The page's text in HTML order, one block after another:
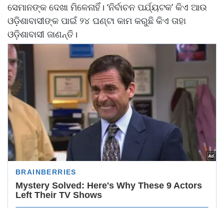
ସେମାନଙ୍କ ଦେଖା ମିଳେନାହିଁ। ‘ନିର୍ବାଚନ ପର୍ଯ୍ୟଟକ’ କିଏ ଆଉ
ଓଡ଼ିଶାବାସୀଙ୍କ ପାଇଁ ୨୪ ଘଣ୍ଟା କାମ କରୁଛି କିଏ ତାହା
ଓଡ଼ିଶାବାସୀ ଜାଣନ୍ତି।